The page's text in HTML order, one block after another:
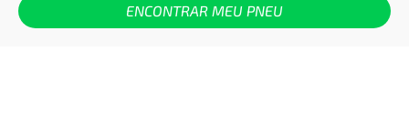
ENCONTRAR MEU PNEU